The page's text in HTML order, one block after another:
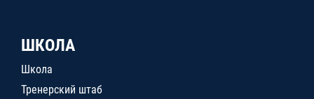
ШКОЛА
Школа
Тренерский штаб